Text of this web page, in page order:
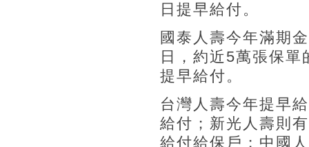
日提早給付。
國泰人壽今年滿期
日，約近5萬張保
提早給付。
台灣人壽今年提早
給付；新光人壽則
給付給保戶；中國